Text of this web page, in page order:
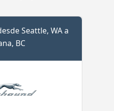
Seattle, WA a
BC